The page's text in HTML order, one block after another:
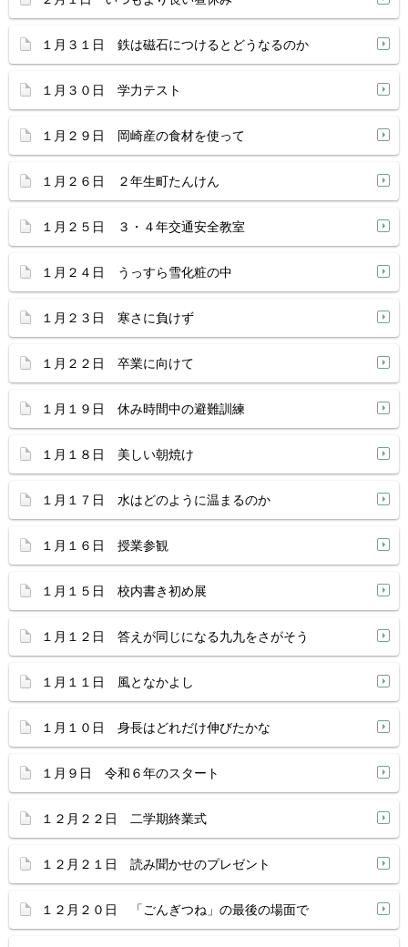
１月３１日 鉄は磁石につけるとどうなるのか
１月３０日 学力テスト
１月２９日 岡崎産の食材を使って
１月２６日 ２年生町たんけん
１月２５日 ３・４年交通安全教室
１月２４日 うっすら雪化粧の中
１月２３日 寒さに負けず
１月２２日 卒業に向けて
１月１９日 休み時間中の避難訓練
１月１８日 美しい朝焼け
１月１７日 水はどのように温まるのか
１月１６日 授業参観
１月１５日 校内書き初め展
１月１２日 答えが同じになる九九をさがそう
１月１１日 風となかよし
１月１０日 身長はどれだけ伸びたかな
１月９日 令和６年のスタート
１２月２２日 二学期終業式
１２月２１日 読み聞かせのプレゼント
１２月２０日 「ごんぎつね」の最後の場面で